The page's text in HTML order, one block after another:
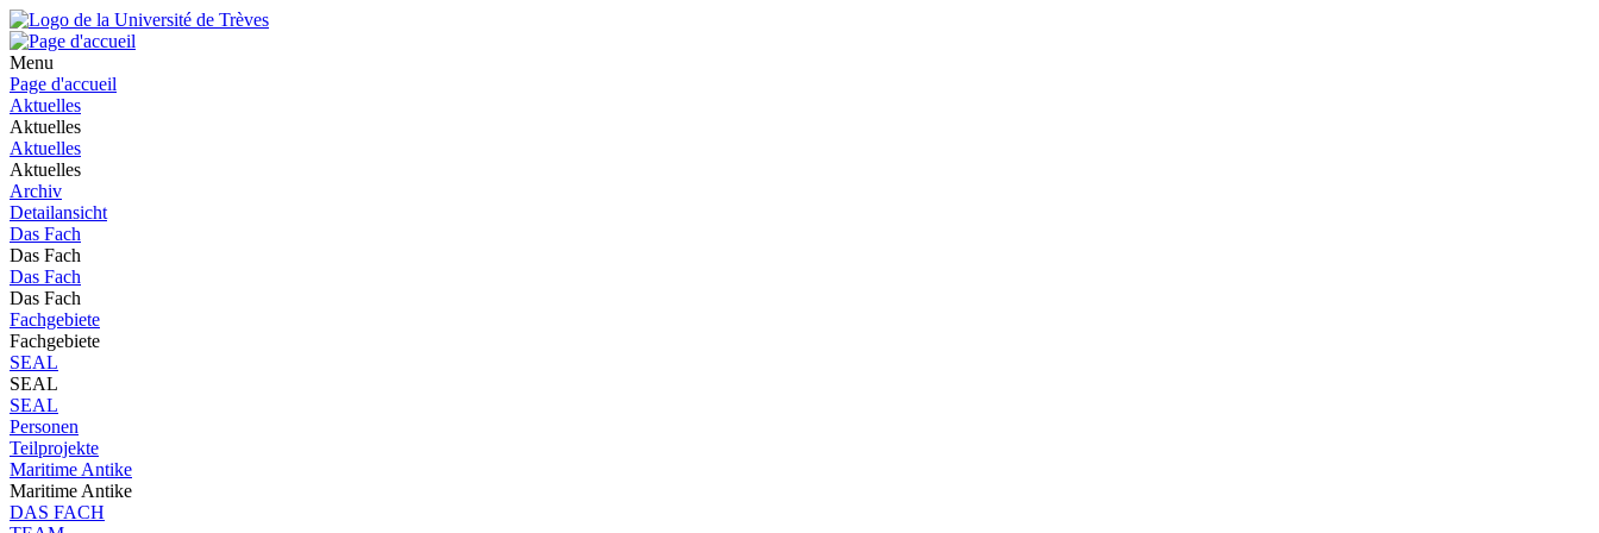
Menu
Page d'accueil
Aktuelles
Aktuelles
Aktuelles
Aktuelles
Archiv
Detailansicht
Das Fach
Das Fach
Das Fach
Das Fach
Fachgebiete
Fachgebiete
SEAL
SEAL
SEAL
Personen
Teilprojekte
Maritime Antike
Maritime Antike
DAS FACH